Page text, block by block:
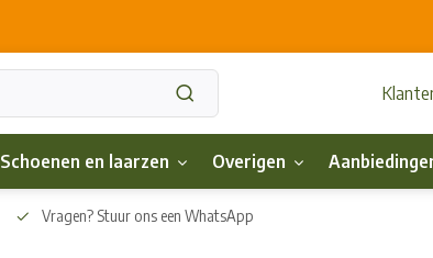
Schoenen en laarzen Overigen
Vragen? Stuur ons een WhatsApp